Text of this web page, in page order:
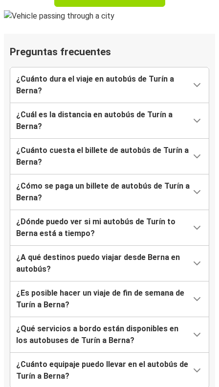
Preguntas frecuentes
¿Cuánto dura el viaje en autobús de Turín a
Berna?
¿Cuál es la distancia en autobús de Turín a
Berna?
¿Cuánto cuesta el billete de autobús de Turín a
Berna?
¿Cómo se paga un billete de autobús de Turín a
Berna?
¿Dónde puedo ver si mi autobús de Turín to
Berna está a tiempo?
¿A qué destinos puedo viajar desde Berna en
autobús?
¿Es posible hacer un viaje de fin de semana de
Turín a Berna?
¿Qué servicios a bordo están disponibles en
los autobuses de Turín a Berna?
¿Cuánto equipaje puedo llevar en el autobús de
Turín a Berna?